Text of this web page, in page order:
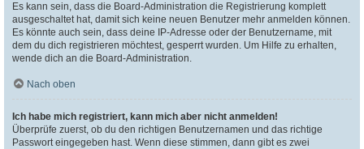
Es kann sein, dass die Board-Administration die Registrierung komplett
ausgeschaltet hat, damit sich keine neuen Benutzer mehr anmelden können.
Es könnte auch sein, dass deine IP-Adresse oder der Benutzername, mit
dem du dich registrieren möchtest, gesperrt wurden. Um Hilfe zu erhalten,
wende dich an die Board-Administration.
Nach oben
Ich habe mich registriert, kann mich aber nicht anmelden!
Überprüfe zuerst, ob du den richtigen Benutzernamen und das richtige
Passwort eingegeben hast. Wenn diese stimmen, dann gibt es zwei